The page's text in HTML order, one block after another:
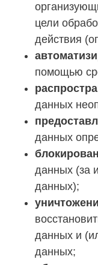
цели
действия
помощью
данных
данных
данных (за
данных);
данных и
данных;